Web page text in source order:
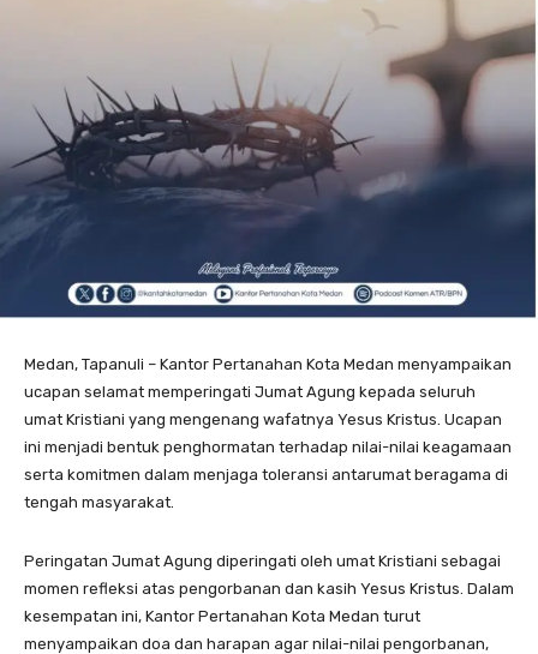
Medan, Tapanuli – Kantor Pertanahan Kota Medan menyampaikan
ucapan selamat memperingati Jumat Agung kepada seluruh
umat Kristiani yang mengenang wafatnya Yesus Kristus. Ucapan
ini menjadi bentuk penghormatan terhadap nilai-nilai keagamaan
serta komitmen dalam menjaga toleransi antarumat beragama di
tengah masyarakat.
Peringatan Jumat Agung diperingati oleh umat Kristiani sebagai
momen refleksi atas pengorbanan dan kasih Yesus Kristus. Dalam
kesempatan ini, Kantor Pertanahan Kota Medan turut
menyampaikan doa dan harapan agar nilai-nilai pengorbanan,